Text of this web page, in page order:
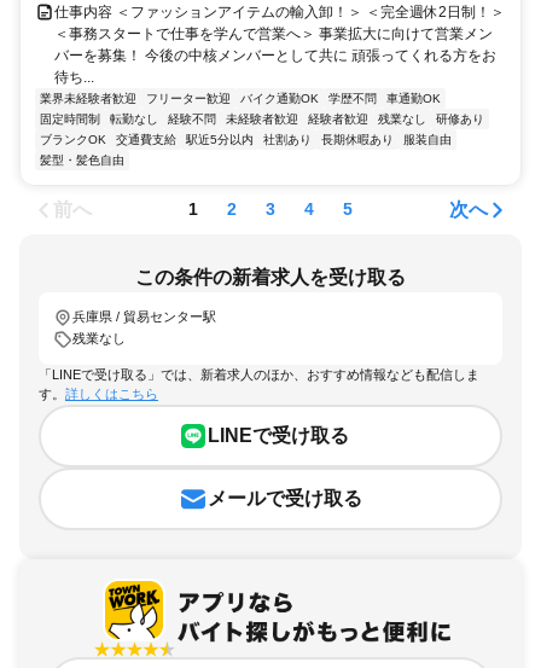
仕事内容 ＜ファッションアイテムの輸入卸！＞ ＜完全週休2日制！＞
＜事務スタートで仕事を学んで営業へ＞ 事業拡大に向けて営業メン
バーを募集！ 今後の中核メンバーとして共に 頑張ってくれる方をお
待ち...
業界未経験者歓迎 フリーター歓迎 バイク通勤OK 学歴不問
車通勤OK
固定時間制
転勤なし 経験不問 未経験者歓迎 経験者歓迎 残業なし
研修あり
ブランクOK
交通費支給 駅近5分以内 社割あり 長期休暇あり
服装自由
髪型・髪色自由
前へ 1 2 3 4 5 次へ
この条件の新着求人を受け取る
兵庫県 / 貿易センター駅
残業なし
「LINEで受け取る」では、新着求人のほか、おすすめ情報なども配信しま
す。 詳しくはこちら
LINEで受け取る
メールで受け取る